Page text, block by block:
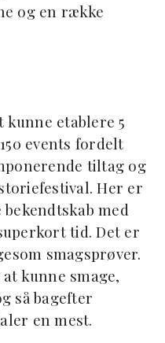
og en række
etablere 5
events fordelt
tiltag og
Her er
med
tid. Det er
smagsprøver.
kunne smage,
så bagefter
en mest.